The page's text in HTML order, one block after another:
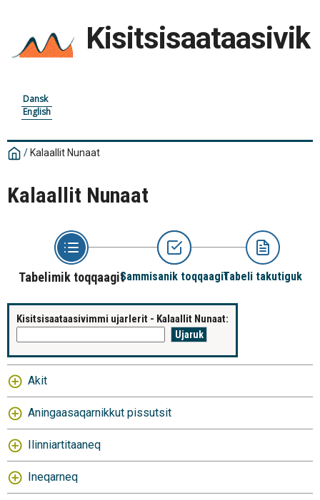
Kisitsisaataasivik
Dansk
English
/ Kalaallit Nunaat
Kalaallit Nunaat
Tabelimik toqqaagitSammisanik toqqaagitTabeli takutiguk
Kisitsisaataasivimmi ujarlerit - Kalaallit Nunaat:
Akit
Aningaasaqarnikkut pissutsit
Ilinniartitaaneq
Ineqarneq